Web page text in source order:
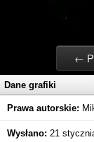
←
Dane grafiki
Prawa autorskie:
Wysłano: 21